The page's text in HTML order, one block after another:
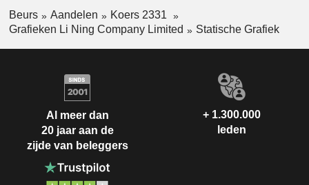
Beurs Aandelen
Koers 2331
Grafieken Li Ning Company Limited
Statische Grafiek
Al meer dan
20 jaar aan de
zijde van beleggers
+ 1.300.000
leden